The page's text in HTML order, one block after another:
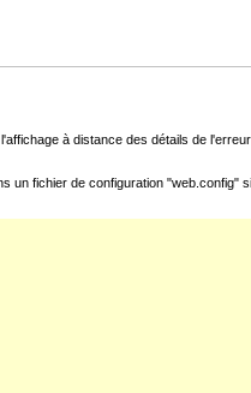
à distance des détails de
fichier de configuration "web.config"